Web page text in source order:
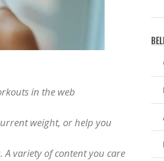
in the web
weight, or help you
A variety of content you care